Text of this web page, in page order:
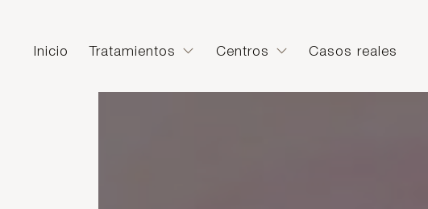
Inicio Tratamientos Centros Casos reales